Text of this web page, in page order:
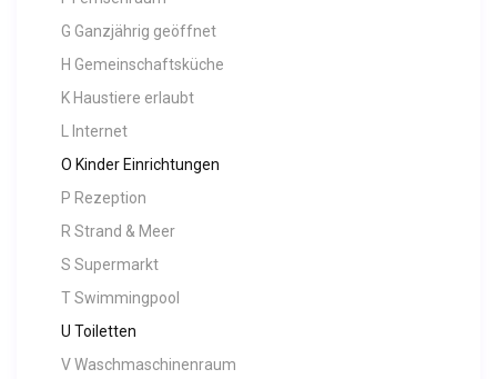
G Ganzjährig geöffnet
H Gemeinschaftsküche
K Haustiere erlaubt
L Internet
O Kinder Einrichtungen
P Rezeption
R Strand & Meer
S Supermarkt
T Swimmingpool
U Toiletten
V Waschmaschinenraum